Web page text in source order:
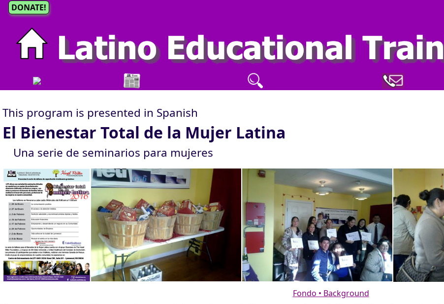
DONATE!
This program is presented in Spanish
El Bienestar Total de la Mujer Latina
Una serie de seminarios para mujeres
Fondo • Background